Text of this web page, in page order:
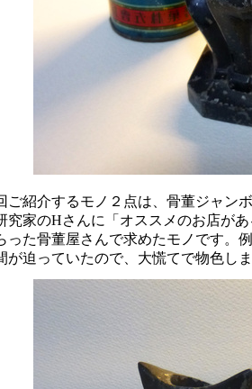
ご紹介するモノ２点は、骨董ジャン
究家のHさんに「オススメのお店が
った骨董屋さんで求めたモノです。
が迫っていたので、大慌てで物色しま